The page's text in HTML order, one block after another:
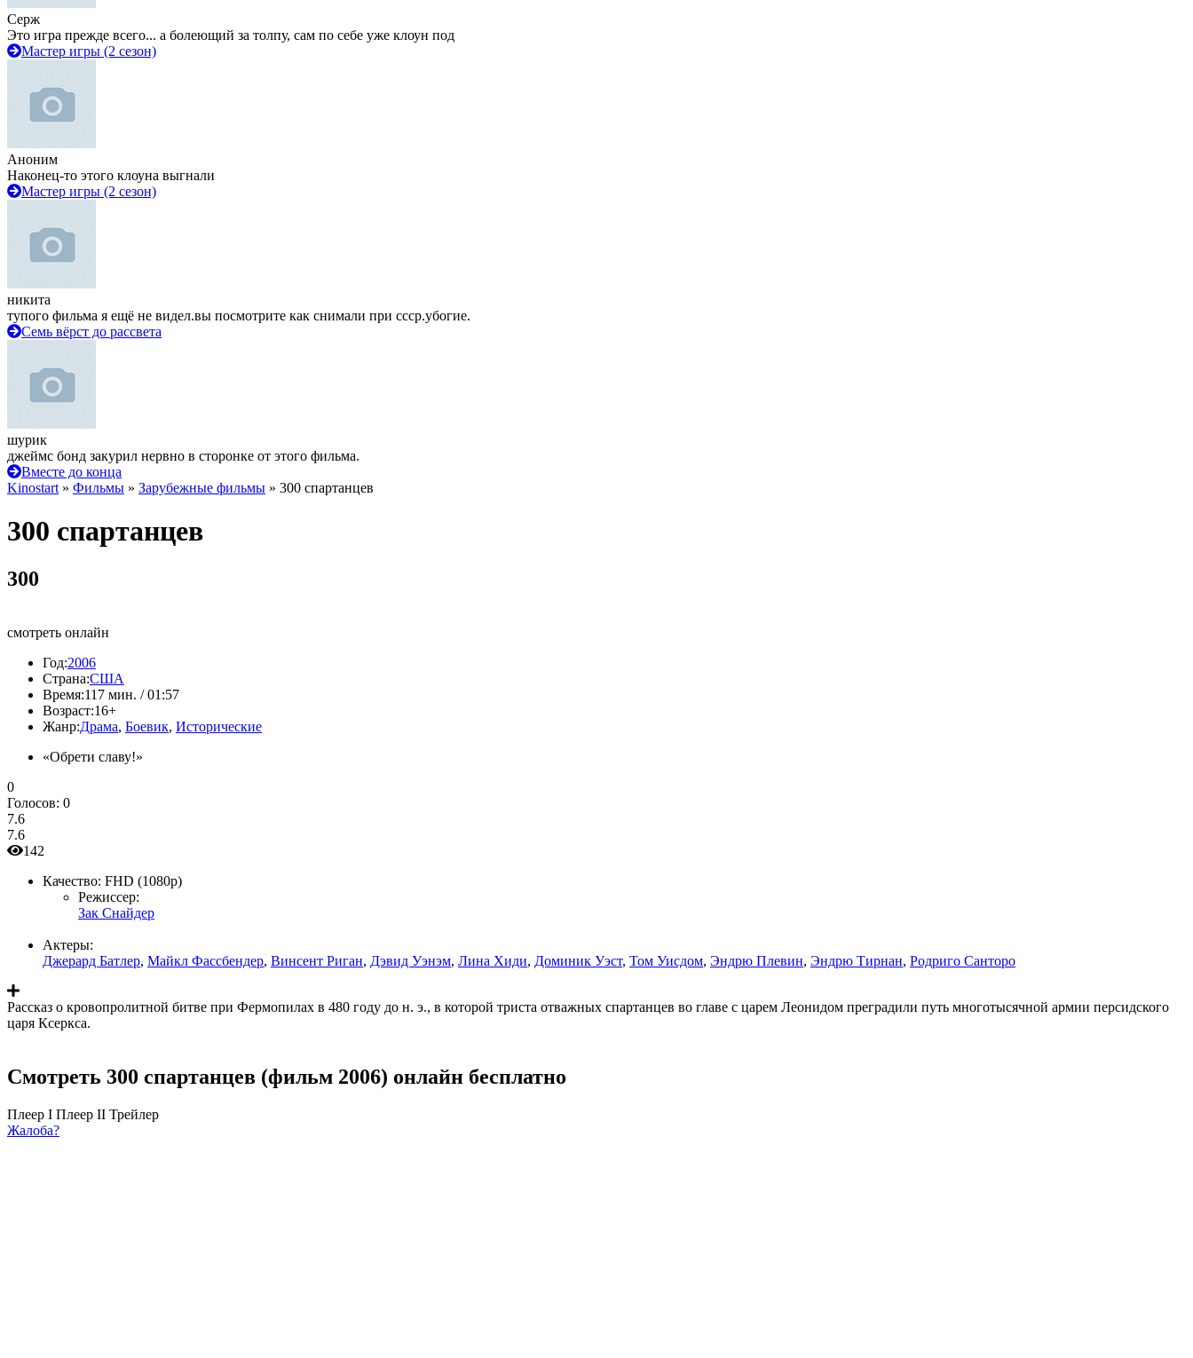
Серж
Это игра прежде всего... а болеющий за толпу, сам по себе уже клоун под
Мастер игры (2 сезон)
Аноним
Наконец-то этого клоуна выгнали
Мастер игры (2 сезон)
никита
тупого фильма я ещё не видел.вы посмотрите как снимали при ссср.убогие.
Семь вёрст до рассвета
шурик
джеймс бонд закурил нервно в сторонке от этого фильма.
Вместе до конца
Kinostart » Фильмы » Зарубежные фильмы » 300 спартанцев
300 спартанцев
300
смотреть онлайн
Год:2006
Страна:США
Время:117 мин. / 01:57
Возраст:16+
Жанр:Драма, Боевик, Исторические
«Обрети славу!»
0
Голосов: 0
7.6
7.6
142
Качество: FHD (1080p)
Режиссер:
Зак Снайдер
Актеры:
Джерард Батлер, Майкл Фассбендер, Винсент Риган, Дэвид Уэнэм, Лина Хиди, Доминик Уэст, Том Уисдом, Эндрю Плевин, Эндрю Тирнан, Родриго Санторо
Рассказ о кровопролитной битве при Фермопилах в 480 году до н. э., в которой триста отважных спартанцев во главе с царем Леонидом преградили путь многотысячной армии персидского
царя Ксеркса.
Смотреть 300 спартанцев (фильм 2006) онлайн бесплатно
Плеер I Плеер II Трейлер
Жалоба?